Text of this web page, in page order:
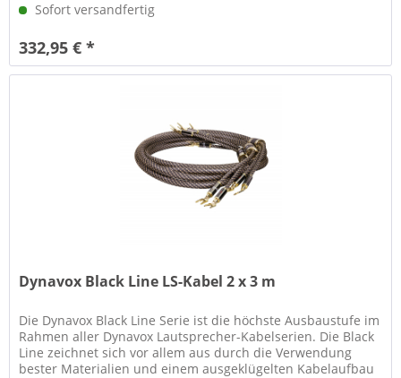
Sofort versandfertig
332,95 € *
Dynavox Black Line LS-Kabel 2 x 3 m
Die Dynavox Black Line Serie ist die höchste Ausbaustufe im
Rahmen aller Dynavox Lautsprecher-Kabelserien. Die Black
Line zeichnet sich vor allem aus durch die Verwendung
bester Materialien und einem ausgeklügelten Kabelaufbau